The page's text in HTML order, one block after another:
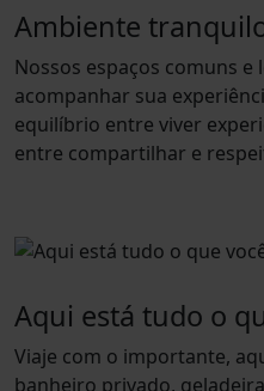
Ambiente
Nossos espaços comuns
acompanhar sua
equilíbrio entre viver
entre compartilhar e
Aqui está tudo o
Viaje com o importante,
banheiro privado,